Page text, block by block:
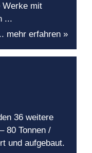
Werke mit
...
mehr erfahren »
36 weitere
80 Tonnen /
und aufgebaut.